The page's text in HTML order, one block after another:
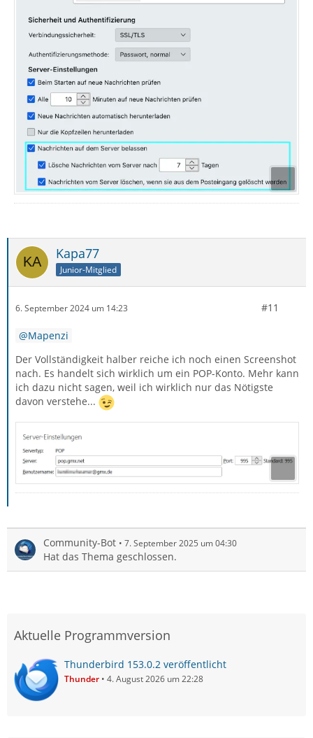
Kapa77
Junior-Mitglied
6. September 2024 um 14:23 #11
Mapenzi
Der Vollständigkeit halber reiche ich noch einen Screenshot
nach. Es handelt sich wirklich um ein POP-Konto. Mehr kann
ich dazu nicht sagen, weil ich wirklich nur das Nötigste
davon verstehe...
Community-Bot 7. September 2025 um 04:30
Hat das Thema geschlossen.
Aktuelle Programmversion
Thunderbird 153.0.2 veröffentlicht
Thunder 4. August 2026 um 22:28